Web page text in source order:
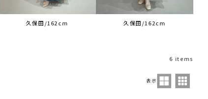
久保田/162cm 久保田/162cm
6 items
表示